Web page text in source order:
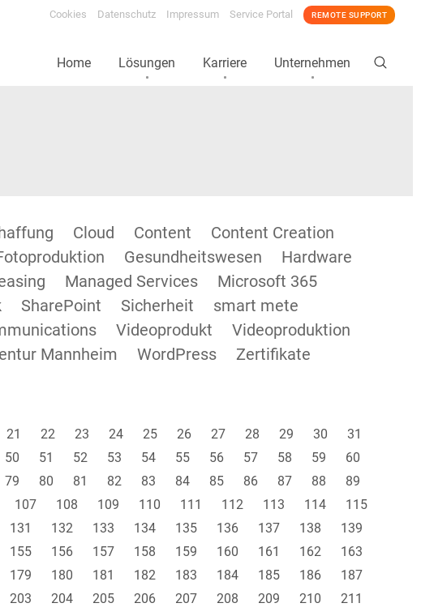
Cookies Datenschutz Impressum Service Portal REMOTE SUPPORT
Home Lösungen Karriere Unternehmen
Cloud Content
Content Creation
Gesundheitswesen
Hardware
Managed Services
Microsoft 365
SharePoint Sicherheit
smart mete
Videoprodukt
Videoproduktion
Mannheim WordPress Zertifikate
21 22 23 24 25 26 27 28 29 30
31
50 51 52 53 54 55 56 57 58 59
60
79 80 81 82 83 84 85 86 87 88
89
107 108 109 110 111 112 113 114
115
131 132 133 134 135 136 137 138
139
155 156 157 158 159 160 161 162
163
179 180 181 182 183 184 185 186
187
203 204 205 206 207 208 209 210
211